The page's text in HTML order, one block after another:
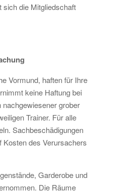
sich die Mitgliedschaft
Vormund, haften für Ihre
keine Haftung bei
grober
Trainer. Für alle
Sachbeschädigungen
Kosten des Verursachers
Garderobe und
Die Räume